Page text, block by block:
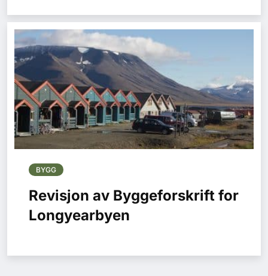
BYGG
Revisjon av Byggeforskrift for
Longyearbyen